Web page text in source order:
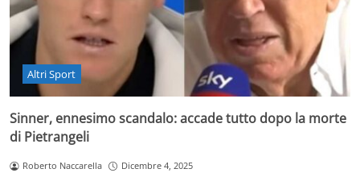
Altri Sport
Sinner, ennesimo scandalo: accade tutto dopo la morte
di Pietrangeli
Roberto Naccarella Dicembre 4, 2025